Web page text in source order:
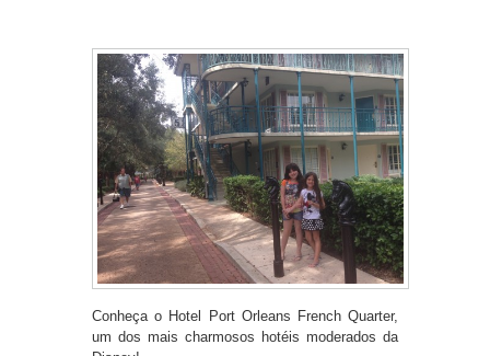
Conheça o Hotel Port Orleans French Quarter,
um dos mais charmosos hotéis moderados da